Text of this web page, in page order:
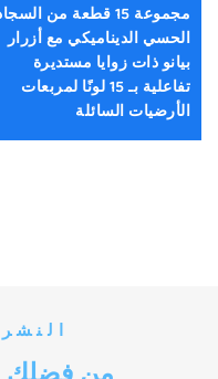
مجموعة 15 قطعة من
الحسي الديناميكي مع أزرار
بيانو ذات زوايا مستديرة
تفاعلية بـ 15 لونًا لمربعات
الأرضيات السائلة